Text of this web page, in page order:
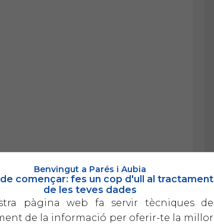
Benvingut a Parés i Aubia
començar: fes un cop d'ull al tractament
de les teves dades
pàgina web fa servir tècniques de
de la informació per oferir-te la millor